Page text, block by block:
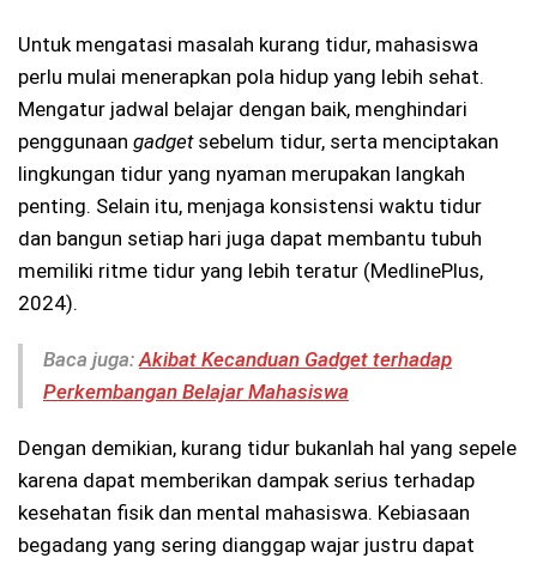
Untuk mengatasi masalah kurang tidur, mahasiswa
perlu mulai menerapkan pola hidup yang lebih sehat.
Mengatur jadwal belajar dengan baik, menghindari
penggunaan gadgetsebelum tidur, serta menciptakan
lingkungan tidur yang nyaman merupakan langkah
penting. Selain itu, menjaga konsistensi waktu tidur
dan bangun setiap hari juga dapat membantu tubuh
memiliki ritme tidur yang lebih teratur (MedlinePlus,
2024).
Baca juga:Akibat Kecanduan Gadget terhadap
Perkembangan Belajar Mahasiswa
Dengan demikian, kurang tidur bukanlah hal yang sepele
karena dapat memberikan dampak serius terhadap
kesehatan fisik dan mental mahasiswa. Kebiasaan
begadang yang sering dianggap wajar justru dapat